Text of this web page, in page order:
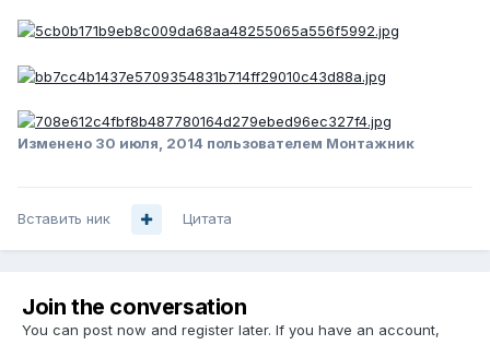
Изменено 30 июля, 2014 пользователем Монтажник
Вставить ник Цитата
Join the conversation
You can post now and register later. If you have an account,